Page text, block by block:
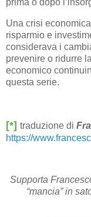
prima o dopo
Una crisi
risparmio e
considerava i
prevenire o ridurre
economico
questa serie.
[*] traduzione di
https://
Supporta
“mancia” in